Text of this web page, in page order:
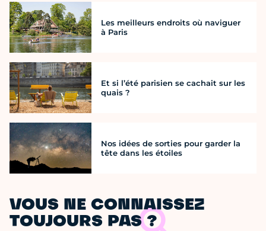
Les meilleurs endroits où naviguer
à Paris
Et si l’été parisien se cachait sur les
quais ?
Nos idées de sorties pour garder la
tête dans les étoiles
VOUS NE CONNAISSEZ
TOUJOURS PAS ?